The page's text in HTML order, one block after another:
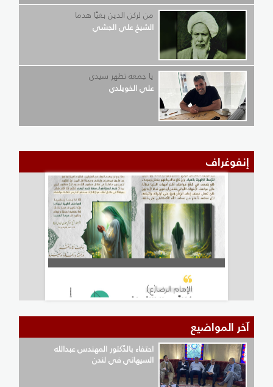
من لركن الدين بغيًا هدما
الشيخ علي الجشي
يا جمعه تظهر سيدي
علي الخويلدي
إنفوغراف
آخر المواضيع
احتفاء بالدّكتور المهندس عبدالله
السيهاتي في لندن